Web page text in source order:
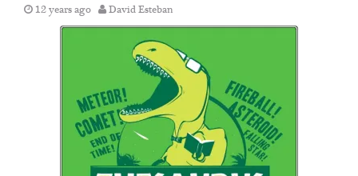
12 years ago David Esteban